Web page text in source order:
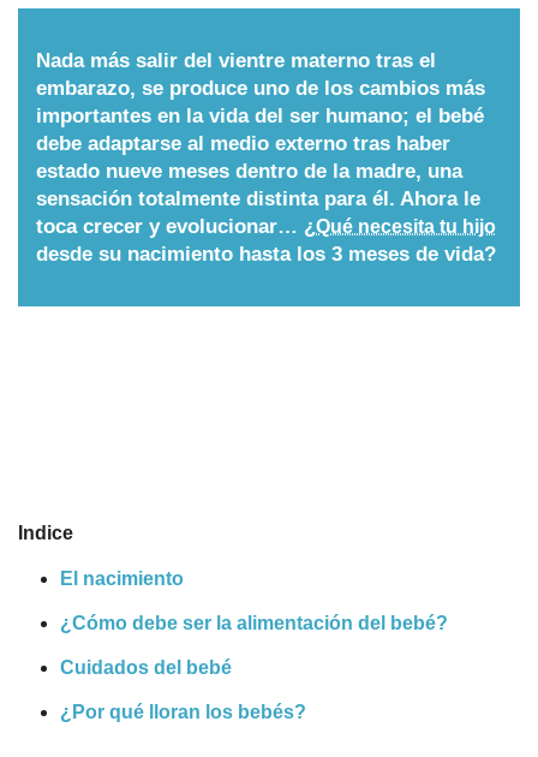
Calculadoras
Nombres
Cuentos
Nada más salir del vientre materno tras el
embarazo, se produce uno de los cambios más
importantes en la vida del ser humano; el bebé
debe adaptarse al medio externo tras haber
estado nueve meses dentro de la madre, una
sensación totalmente distinta para él. Ahora le
toca crecer y evolucionar… ¿Qué necesita tu hijo
desde su nacimiento hasta los 3 meses de vida?
Indice
El nacimiento
¿Cómo debe ser la alimentación del bebé?
Cuidados del bebé
¿Por qué lloran los bebés?